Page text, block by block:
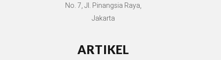
No. 7, Jl. Pinangsia Raya,
Jakarta
ARTIKEL